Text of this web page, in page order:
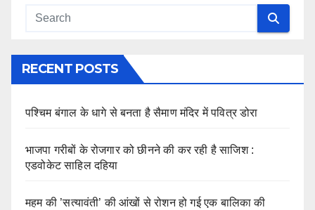
RECENT POSTS
पश्चिम बंगाल के धागे से बनता है सैमाण मंदिर में पवित्र डोरा
भाजपा गरीबों के रोजगार को छीनने की कर रही है साजिश :
एडवोकेट साहिल दहिया
महम की ’सत्यावंती’ की आंखों से रोशन हो गई एक बालिका की